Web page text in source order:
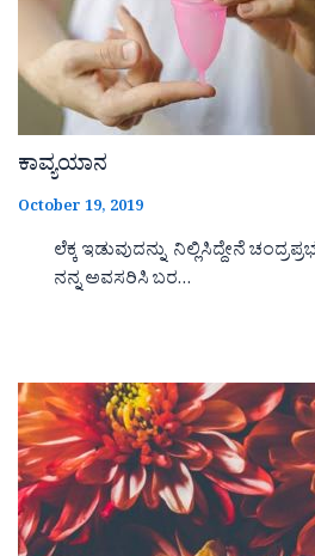
ಕಾವ್ಯಯಾನ
October 19, 2019
ಲೆಕ್ಕ ಇಡುವುದನ್ನು ನಿಲ್ಲಿಸಿದ್ದೇನೆ
ನನ್ನ ಅವಸರಿಸಿ ಬರ…